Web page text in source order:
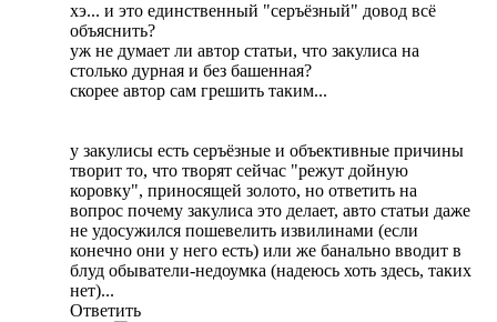
хэ... и это единственный "серъёзный" довод всё
объяснить?
уж не думает ли автор статьи, что закулиса на
столько дурная и без башенная?
скорее автор сам грешить таким...
у закулисы есть серъёзные и объективные причины
творит то, что творят сейчас "режут дойную
коровку", приносящей золото, но ответить на
вопрос почему закулиса это делает, авто статьи даже
не удосужился пошевелить извилинами (если
конечно они у него есть) или же банально вводит в
блуд обыватели-недоумка (надеюсь хоть здесь, таких
нет)...
Ответить